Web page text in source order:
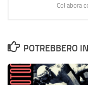
Collabora
POTREBBERO